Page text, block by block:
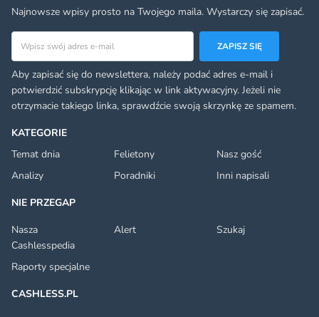
KATEGORIE
Temat dnia
Felietony
Nasz gość
Analizy
Poradniki
Inni napisali
NIE PRZEGAP
Nasza
Cashlesspedia
Alert Szukaj
Raporty specjalne
CASHLESS.PL
Najnowsze wpisy prosto na Twojego maila. Wystarczy się zapisać.
ZAPISZ SIĘ
Aby zapisać się do newslettera, należy podać adres e-mail i
potwierdzić subskrypcję klikając w link aktywacyjny. Jeżeli nie
otrzymacie takiego linka, sprawdźcie swoją skrzynkę ze spamem.